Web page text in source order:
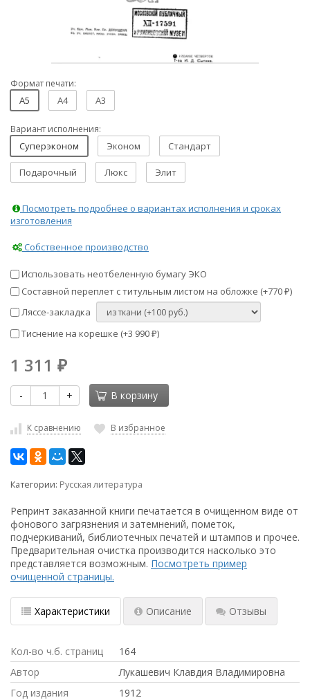
Формат печати:
A5 A4 A3
Вариант исполнения:
Суперэконом Эконом Стандарт
Подарочный Люкс Элит
Посмотреть подробнее о вариантах исполнения и сроках
изготовления
Собственное производство
Использовать неотбеленную бумагу ЭКО
Составной переплет с титульным листом на обложке (+770 ₽)
Ляссе-закладка
Тиснение на корешке (+3 990 ₽)
1 311 ₽
- + В корзину
К сравнению В избранное
Категории: Русская литература
Репринт заказанной книги печатается в очищенном виде от
фонового загрязнения и затемнений, пометок,
подчеркиваний, библиотечных печатей и штампов и прочее.
Предварительная очистка производится насколько это
представляется возможным. Посмотреть пример
очищенной страницы.
Характеристики Описание Отзывы
Кол-во ч.б. страниц
164
Автор
Лукашевич Клавдия Владимировна
Год издания
1912